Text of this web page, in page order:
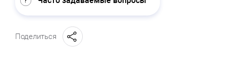
Поделиться